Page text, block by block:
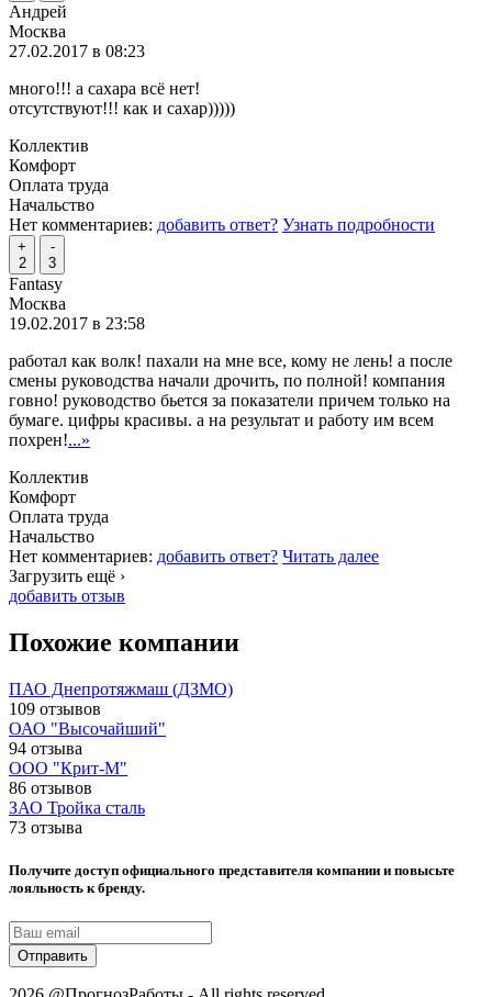
Андрей
Москва
27.02.2017 в 08:23
много!!! а сахара всё нет!
отсутствуют!!! как и сахар)))))
Коллектив
Комфорт
Оплата труда
Начальство
Нет комментариев: добавить ответ? Узнать подробности
+
2
-
3
Fantasy
Москва
19.02.2017 в 23:58
работал как волк! пахали на мне все, кому не лень! а после
смены руководства начали дрочить, по полной! компания
говно! руководство бьется за показатели причем только на
бумаге. цифры красивы. а на результат и работу им всем
похрен!...»
Коллектив
Комфорт
Оплата труда
Начальство
Нет комментариев: добавить ответ? Читать далее
Загрузить ещё ›
добавить отзыв
Похожие компании
ПАО Днепротяжмаш (ДЗМО)
109 отзывов
ОАО "Высочайший"
94 отзыва
ООО "Крит-М"
86 отзывов
ЗАО Тройка сталь
73 отзыва
Получите доступ официального представителя компании и повысьте
лояльность к бренду.
Отправить